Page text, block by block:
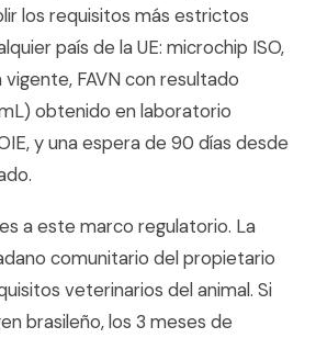
los requisitos más estrictos
país de la UE: microchip ISO,
FAVN con resultado
obtenido en laboratorio
y una espera de 90 días desde
a este marco regulatorio. La
comunitario del propietario
veterinarios del animal. Si
brasileño, los 3 meses de